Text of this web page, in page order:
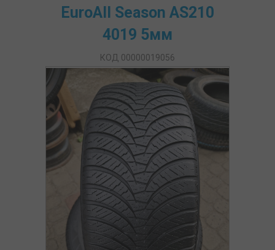
EuroAll Season AS210
4019 5мм
КОД 00000019056